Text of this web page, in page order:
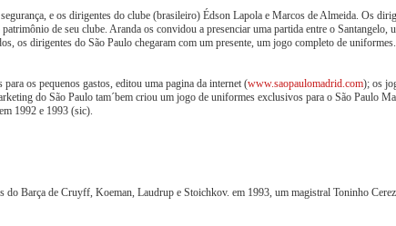
e os dirigentes do clube (brasileiro) Édson Lapola e Marcos de Almeida. Os
de seu clube. Aranda os convidou a presenciar uma partida entre o Santangelo,
os dirigentes do São Paulo chegaram com um presente, um jogo completo de
os pequenos gastos, editou uma pagina da internet (www.saopaulomadrid.com); os
do São Paulo tam´bem criou um jogo de uniformes exclusivos para o São Paulo
1992 e 1993 (sic).
do Barça de Cruyff, Koeman, Laudrup e Stoichkov. em 1993, um magistral Toninho